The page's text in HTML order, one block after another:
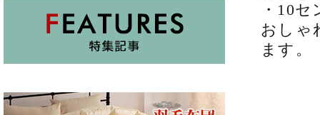
・10
おしゃ
ます。